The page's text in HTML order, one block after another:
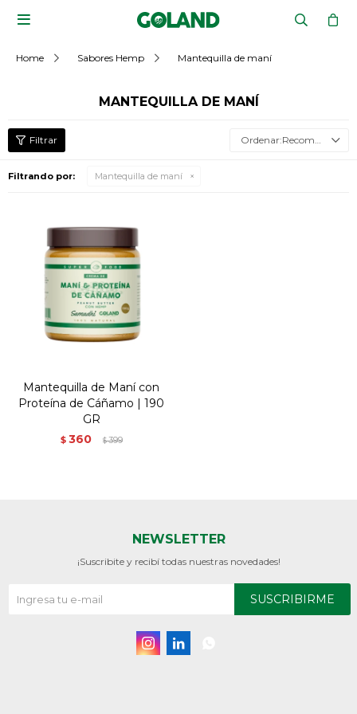

Home Sabores Hemp Mantequilla de maní
MANTEQUILLA DE MANÍ
Recomendados
Filtrando por: Mantequilla de maní
Mantequilla de Maní con
Proteína de Cáñamo | 190
GR
$ 360 $399
NEWSLETTER
¡Suscribite y recibí todas nuestras novedades!
SUSCRIBIRME
 